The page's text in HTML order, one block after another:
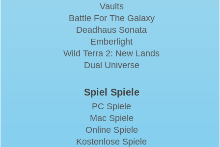
Vaults
Battle For The Galaxy
Deadhaus Sonata
Emberlight
Wild Terra 2: New Lands
Dual Universe
Spiel Spiele
PC Spiele
Mac Spiele
Online Spiele
Kostenlose Spiele